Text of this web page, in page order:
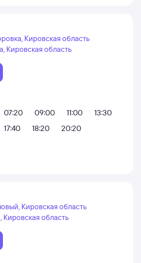
Кировская область
Кировская область
07:20 09:00 11:00
13:30
17:40 18:20
20:20
Кировская область
область